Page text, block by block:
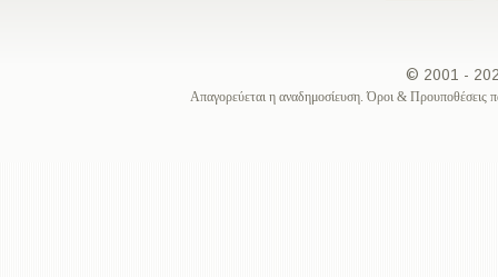
© 2001 -
Απαγορεύεται η αναδημοσίευση. Όροι & Προυποθέσεις